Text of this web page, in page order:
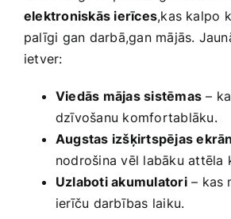
elektroniskās ierīces,kas kalpo
palīgi gan darbā,gan mājās.
ietver:
Viedās ‌mājas sistēmas –
dzīvošanu komfortablāku.
Augstas izšķirtspējas
nodrošina vēl labāku attēla
Uzlaboti ​akumulatori– kas
ierīču darbības laiku.